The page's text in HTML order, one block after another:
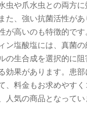
虫や爪水虫との両方に
た、強い抗菌活性が
が高いのも特徴的で
ン塩酸塩には、真菌の
の生合成を選択的に
効果があります。患
、料金もお求めやすく
人気の商品となってい